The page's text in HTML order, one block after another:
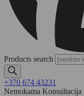
Products search
+370 674 43231
Nemokama Konsultacija